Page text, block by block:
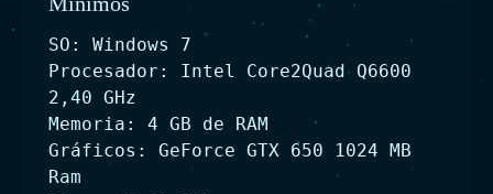
SO: Windows 7
Procesador: Intel Core2Quad Q6600
2,40 GHz
Memoria: 4 GB de RAM
Gráficos: GeForce GTX 650 1024 MB
Ram